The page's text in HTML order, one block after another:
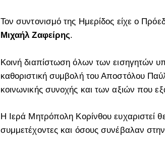
Τον συντονισμό της Ημερίδος είχε ο
Μιχαήλ Ζαφείρης.
Κοινή διαπίστωση όλων των εισηγητών
καθοριστική συμβολή του Αποστόλου
κοινωνικής συνοχής και των αξιών που
Η Ιερά Μητρόπολη Κορίνθου ευχαριστεί
συμμετέχοντες και όσους συνέβαλαν